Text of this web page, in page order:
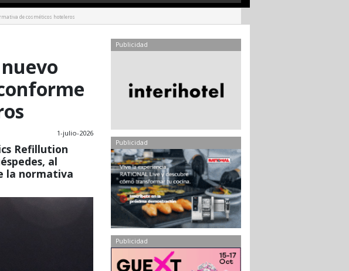
de cosméticos hoteleros
1-julio-2026
Refillution
al
la normativa
Publicidad
Publicidad
Publicidad